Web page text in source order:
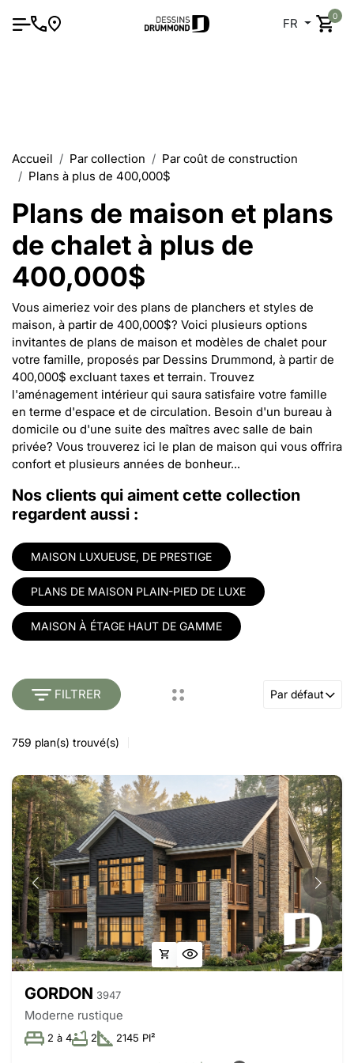
FR
0
Accueil Par collection
Par coût de construction
Plans à plus de 400,000$
Plans de maison et plans
de chalet à plus de
400,000$
Vous aimeriez voir des plans de planchers et styles de
maison, à partir de 400,000$? Voici plusieurs options
invitantes de plans de maison et modèles de chalet pour
votre famille, proposés par Dessins Drummond, à partir de
400,000$ excluant taxes et terrain. Trouvez
l'aménagement intérieur qui saura satisfaire votre famille
en terme d'espace et de circulation. Besoin d'un bureau à
domicile ou d'une suite des maîtres avec salle de bain
privée? Vous trouverez ici le plan de maison qui vous offrira
confort et plusieurs années de bonheur...
Nos clients qui aiment cette collection
regardent aussi :
MAISON LUXUEUSE, DE PRESTIGE
PLANS DE MAISON PLAIN-PIED DE LUXE
MAISON À ÉTAGE HAUT DE GAMME
FILTRER Par défaut
759 plan(s) trouvé(s)
GORDON 3947
Moderne rustique
2 à 4 2 2145 PI²